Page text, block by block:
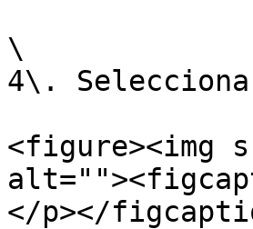
\
4\.
<figure><img
</p></